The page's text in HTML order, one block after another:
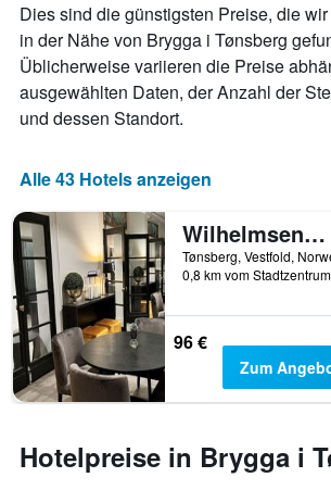
Dies sind die günstigsten Preise, die
in der Nähe von Brygga i Tønsberg
Üblicherweise variieren die Preise
ausgewählten Daten, der Anzahl der
und dessen Standort.
Alle 43 Hotels anzeigen
Wilhelmsen House
0,8 km vom Stadtzentrum
96 €
Zum
Hotelpreise in Brygga i